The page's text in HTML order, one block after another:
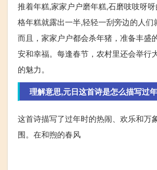
推着年糕,家家户户磨年糕,石磨吱吱呀
格年糕就露出一半,轻轻一刮旁边的人
而且，家家户户都会杀年猪，准备丰盛
安和幸福。每逢春节，农村里还会举行
的魅力。
理解意思,元日这首诗是怎么描写过
这首诗描写了过年时的热闹、欢乐和万
围。在和煦的春风